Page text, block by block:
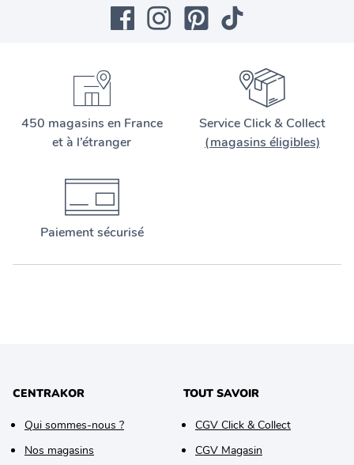
450 magasins en France
et à l’étranger
Service Click & Collect
(magasins éligibles)
Paiement sécurisé
CENTRAKOR
Qui sommes-nous ?
Nos magasins
TOUT SAVOIR
CGV Click & Collect
CGV Magasin